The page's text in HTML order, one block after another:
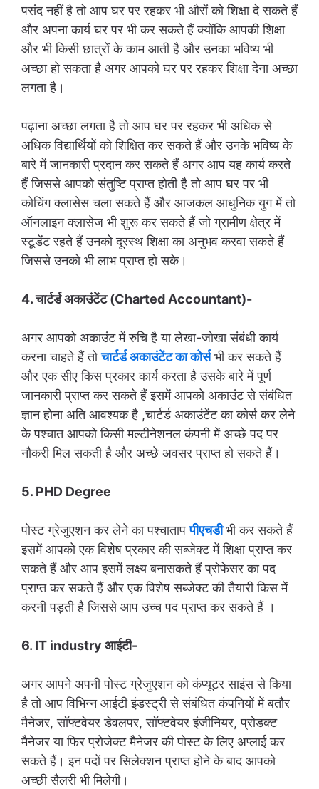
पसंद नहीं है तो आप घर पर रहकर भी औरों को शिक्षा दे सकते हैं
और अपना कार्य घर पर भी कर सकते हैं क्योंकि आपकी शिक्षा
और भी किसी छात्रों के काम आती है और उनका भविष्य भी
अच्छा हो सकता है अगर आपको घर पर रहकर शिक्षा देना अच्छा
लगता है।
पढ़ाना अच्छा लगता है तो आप घर पर रहकर भी अधिक से
अधिक विद्यार्थियों को शिक्षित कर सकते हैं और उनके भविष्य के
बारे में जानकारी प्रदान कर सकते हैं अगर आप यह कार्य करते
हैं जिससे आपको संतुष्टि प्राप्त होती है तो आप घर पर भी
कोचिंग क्लासेस चला सकते हैं और आजकल आधुनिक युग में तो
ऑनलाइन क्लासेज भी शुरू कर सकते हैं जो ग्रामीण क्षेत्र में
स्टूडेंट रहते हैं उनको दूरस्थ शिक्षा का अनुभव करवा सकते हैं
जिससे उनको भी लाभ प्राप्त हो सके।
4. चार्टर्ड अकाउंटेंट (Charted Accountant)-
अगर आपको अकाउंट में रुचि है या लेखा-जोखा संबंधी कार्य
करना चाहते हैं तोचार्टर्ड अकाउंटेंट का कोर्सभी कर सकते हैं
और एक सीए किस प्रकार कार्य करता है उसके बारे में पूर्ण
जानकारी प्राप्त कर सकते हैं इसमें आपको अकाउंट से संबंधित
ज्ञान होना अति आवश्यक है ,चार्टर्ड अकाउंटेंट का कोर्स कर लेने
के पश्चात आपको किसी मल्टीनेशनल कंपनी में अच्छे पद पर
नौकरी मिल सकती है और अच्छे अवसर प्राप्त हो सकते हैं।
5. PHD Degree
पोस्ट ग्रेजुएशन कर लेने का पश्चातापपीएचडीभी कर सकते हैं
इसमें आपको एक विशेष प्रकार की सब्जेक्ट में शिक्षा प्राप्त कर
सकते हैं और आप इसमें लक्ष्य बनासकते हैं प्रोफेसर का पद
प्राप्त कर सकते हैं और एक विशेष सब्जेक्ट की तैयारी किस में
करनी पड़ती है जिससे आप उच्च पद प्राप्त कर सकते हैं ।
6. IT industry आईटी-
अगर आपने अपनी पोस्ट ग्रेजुएशन को कंप्यूटर साइंस से किया
है तो आप विभिन्न आईटी इंडस्ट्री से संबंधित कंपनियों में बतौर
मैनेजर, सॉफ्टवेयर डेवलपर, सॉफ्टवेयर इंजीनियर, प्रोडक्ट
मैनेजर या फिर प्रोजेक्ट मैनेजर की पोस्ट के लिए अप्लाई कर
सकते हैं। इन पदों पर सिलेक्शन प्राप्त होने के बाद आपको
अच्छी सैलरी भी मिलेगी।